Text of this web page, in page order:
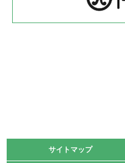
2022.05.22
緑ケ丘体育館
サイトマップ
サイトマップ